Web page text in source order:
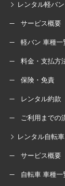
レンタル軽バン
サービス概要
軽バン 車種一
料金・支払方
保険・免責
レンタル約款
ご利用までの
レンタル自転車
サービス概要
自転車 車種一